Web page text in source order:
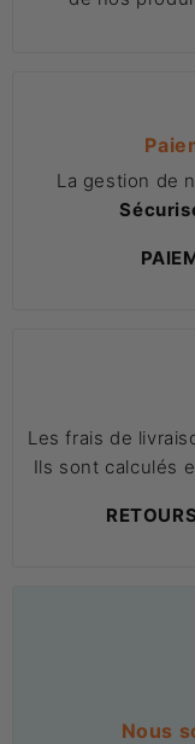
La gestion de
Les frais de
Ils sont calculés
Nous